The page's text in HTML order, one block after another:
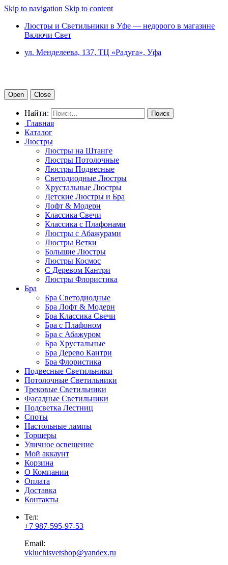
Skip to navigation Skip to content
Люстры и Светильники в Уфе — недорого в магазине
Включи Свет
ул. Менделеева, 137, ТЦ «Радуга», Уфа
Open Close
Найти:
Главная
Каталог
Люстры
Люстры на Штанге
Люстры Потолочные
Люстры Подвесные
Светодиодные Люстры
Хрустальные Люстры
Детские Люстры и Бра
Лофт & Модерн
Классика Свечи
Классика с Плафонами
Люстры с Абажурами
Люстры Ветки
Большие Люстры
Люстры Космос
С Деревом Кантри
Люстры Флористика
Бра
Бра Светодиодные
Бра Лофт & Модерн
Бра Классика Свечи
Бра с Плафоном
Бра с Абажуром
Бра Хрустальные
Бра Дерево Кантри
Бра Флористика
Подвесные Светильники
Потолочные Светильники
Трековые Светильники
Фасадные Светильники
Подсветка Лестниц
Споты
Настольные лампы
Торшеры
Уличное освещение
Мой аккаунт
Корзина
О Компании
Оплата
Доставка
Контакты
Тел:
+7 987-595-97-53
Email:
vkluchisvetshop@yandex.ru